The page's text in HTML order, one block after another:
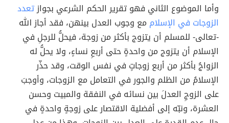
وأما الموضوع الثاني فهو تقرير الحكم الشرعي بجوازتعدد
الزوجات في الإسلام مع وجوب العدل بينهن، فقد أجاز الله
-تعالى- للمسلم أن يتزوج بأكثر من زوجة، فيحلُّ للرجلِ في
الإسلام أن يتزوج من واحدةٍ حتى أربعِ نساءٍ، ولا يحلُّ له
الزواجُ بأكثر من أربع زوجاتٍ في نفس الوقت، وقد حذّر
الإسلامُ من الظلم والجور في التعامل مع الزوجات، وأوجبَ
على الزوجِ العدلَ بين نسائه في النفقة والمبيت وحسن
العشرة، ونبّه إلى أفضلية الاقتصار على زوجةٍ واحدةٍ في